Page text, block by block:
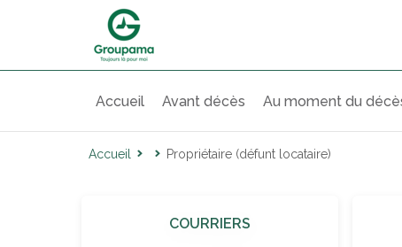
Accueil Avant décès Au moment du
Accueil Propriétaire (défunt locataire)
COURRIERS